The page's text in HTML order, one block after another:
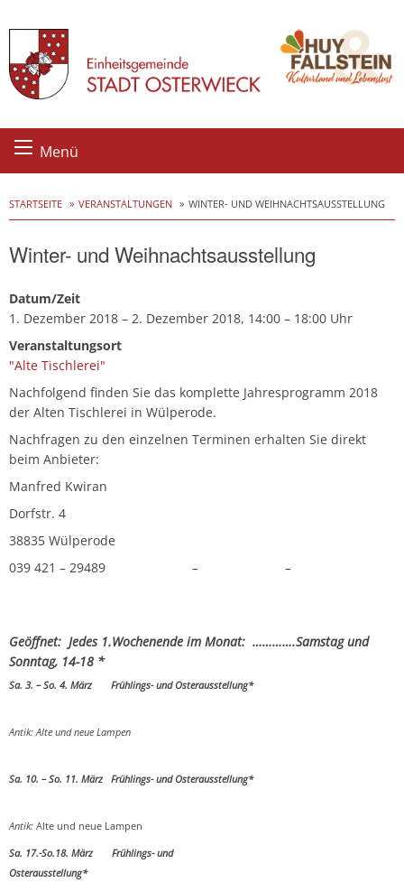
Skip
Menü
STARTSEITE VERANSTALTUNGEN WINTER- UND WEIHNACHTSAUSSTELLUNG
Winter- und Weihnachtsausstellung
Datum/Zeit
1. Dezember 2018 – 2. Dezember 2018, 14:00 – 18:00 Uhr
Veranstaltungsort
"Alte Tischlerei"
Nachfolgend finden Sie das komplette Jahresprogramm 2018
der Alten Tischlerei in Wülperode.
Nachfragen zu den einzelnen Terminen erhalten Sie direkt
beim Anbieter:
Manfred Kwiran
Dorfstr. 4
38835 Wülperode
039 421 – 29489
– –
Geöffnet: Jedes 1.Wochenende im Monat: ………….Samstag und
Sonntag, 14-18 *
Sa. 3. – So. 4. März Frühlings-und Osterausstellung*
Antik: Alte und neue Lampen
Sa. 10. – So. 11. März Frühlings- und Osterausstellung*
Antik: Alte und neue Lampen
Sa. 17.-So.18. März Frühlings- und
Osterausstellung*